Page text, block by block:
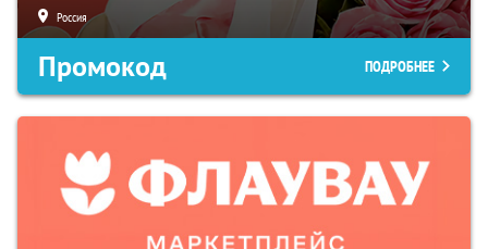
Россия
Промокод ПОДРОБНЕЕ